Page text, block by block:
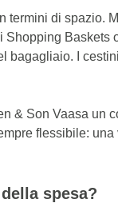
termini di spazio.
bagagliaio. I
& Son Vaasa
flessibile:
spesa?